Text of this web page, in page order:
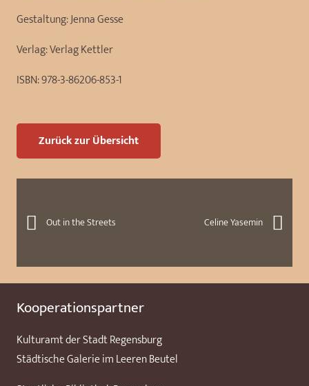
Gestaltung:Jenna Gesse
Verlag:Verlag Kettler
ISBN:978-3-86206-853-1
Zurück zur Übersicht
Out in the Streets Celine Yasemin
Kooperationspartner
Kulturamt der Stadt Regensburg
Städtische Galerie im Leeren Beutel